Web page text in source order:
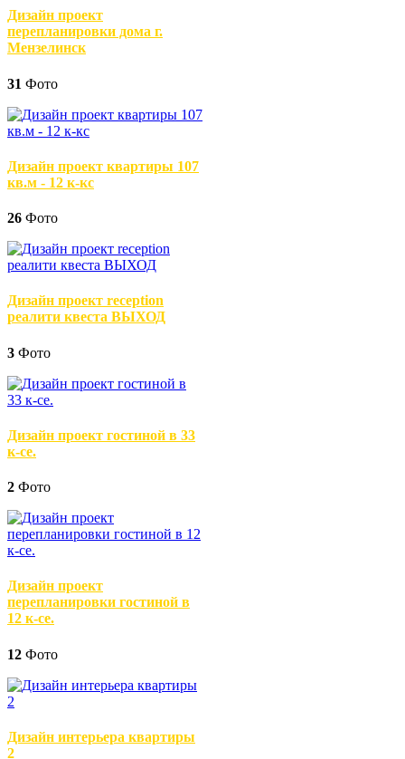
Дизайн проект
перепланировки дома г.
Мензелинск
31 Фото
Дизайн проект квартиры 107
кв.м - 12 к-кс
26 Фото
Дизайн проект reception
реалити квеста ВЫХОД
3 Фото
Дизайн проект гостиной в 33
к-се.
2 Фото
Дизайн проект
перепланировки гостиной в
12 к-се.
12 Фото
Дизайн интерьера квартиры
2